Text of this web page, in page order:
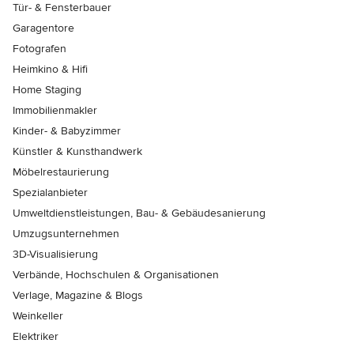
Tür- & Fensterbauer
Garagentore
Fotografen
Heimkino & Hifi
Home Staging
Immobilienmakler
Kinder- & Babyzimmer
Künstler & Kunsthandwerk
Möbelrestaurierung
Spezialanbieter
Umweltdienstleistungen, Bau- & Gebäudesanierung
Umzugsunternehmen
3D-Visualisierung
Verbände, Hochschulen & Organisationen
Verlage, Magazine & Blogs
Weinkeller
Elektriker